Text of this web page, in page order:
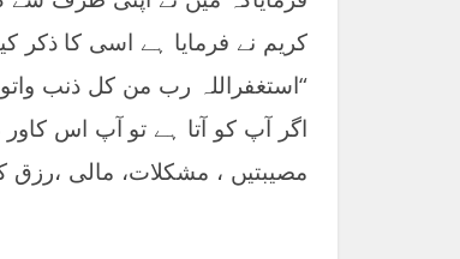
کریم نے فرمایا ہے اسی کا ذکر
“استغفراللہ رب من کل ذنب
اگر آپ کو آتا ہے تو آپ اس کاور
مصیبتیں ، مشکلات، مالی ،رزق